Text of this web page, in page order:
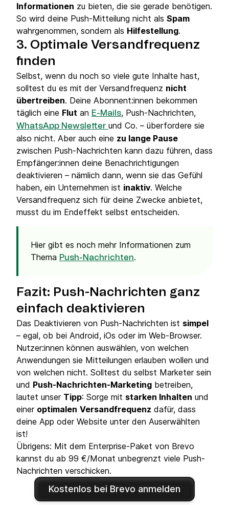
Informationen zu bieten, die sie gerade benötigen.
So wird deine Push-Mitteilung nicht als Spam
wahrgenommen, sondern als Hilfestellung.
3. Optimale Versandfrequenz
finden
Selbst, wenn du noch so viele gute Inhalte hast,
solltest du es mit der Versandfrequenz nicht
übertreiben. Deine Abonnent:innen bekommen
täglich eine Flut an E-Mails, Push-Nachrichten,
WhatsApp Newsletter und Co. – überfordere sie
also nicht. Aber auch eine zu lange Pause
zwischen Push-Nachrichten kann dazu führen, dass
Empfänger:innen deine Benachrichtigungen
deaktivieren – nämlich dann, wenn sie das Gefühl
haben, ein Unternehmen ist inaktiv. Welche
Versandfrequenz sich für deine Zwecke anbietet,
musst du im Endeffekt selbst entscheiden.
Hier gibt es noch mehr Informationen zum
Thema Push-Nachrichten.
Fazit: Push-Nachrichten ganz
einfach deaktivieren
Das Deaktivieren von Push-Nachrichten ist simpel
– egal, ob bei Android, iOs oder im Web-Browser.
Nutzer:innen können auswählen, von welchen
Anwendungen sie Mitteilungen erlauben wollen und
von welchen nicht. Solltest du selbst Marketer sein
und Push-Nachrichten-Marketing betreiben,
lautet unser Tipp: Sorge mit starken Inhalten und
einer optimalen Versandfrequenz dafür, dass
deine App oder Website unter den Auserwählten
ist!
Übrigens: Mit dem Enterprise-Paket von Brevo
kannst du ab 99 €/Monat unbegrenzt viele Push-
Nachrichten verschicken.
Kostenlos bei Brevo anmelden